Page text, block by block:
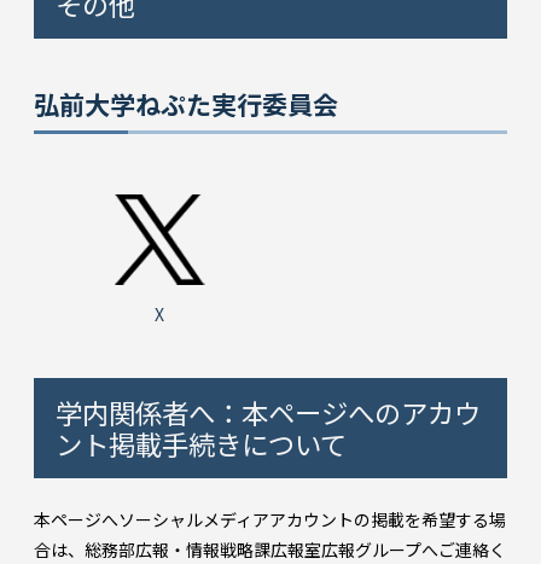
弘前大学ねぷた実行委員会
X
学内関係者へ：本ページへのアカウ
ント掲載手続きについて
本ページへソーシャルメディアアカウントの掲載を希望する場
合は、総務部広報・情報戦略課広報室広報グループへご連絡く